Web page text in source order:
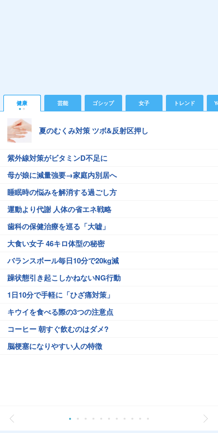
健康 芸能 ゴシップ 女子 トレンド
夏のむくみ対策 ツボ&反射区押し
紫外線対策がビタミンD不足に
母が娘に減量強要→家庭内別居へ
睡眠時の悩みを解消する過ごし方
運動より代謝 人体の省エネ戦略
歯科の保健治療を巡る「大嘘」
大食い女子 46キロ体型の秘密
バランスボール毎日10分で20kg減
躁状態引き起こしかねないNG行動
1日10分で手軽に「ひざ痛対策」
キウイを食べる際の3つの注意点
コーヒー 朝すぐ飲むのはダメ?
脳梗塞になりやすい人の特徴